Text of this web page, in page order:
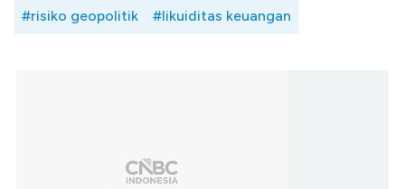
#risiko geopolitik #likuiditas keuangan